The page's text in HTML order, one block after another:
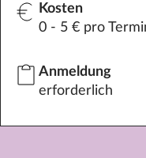
Kosten
0 - 5 € pro
Anmeldung
erforderlich